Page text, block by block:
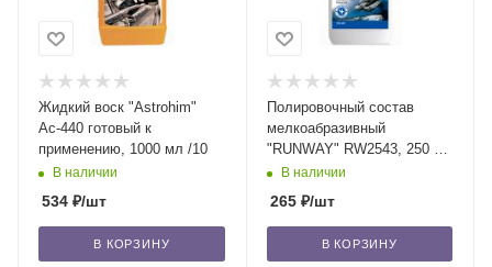
Жидкий воск "Astrohim"
Ас-440 готовый к
применению, 1000 мл /10
В наличии
534 ₽/шт
В КОРЗИНУ
Полировочный состав
мелкоабразивный
"RUNWAY" RW2543, 250 мл
/12В наличии
265₽/шт
В КОРЗИНУ